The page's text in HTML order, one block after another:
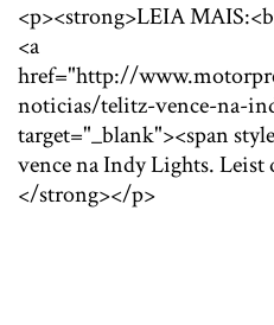
<p><strong>LEIA
<a
href="http://
noticias/telitz-vence-na-
target="_blank"><span
vence na Indy Lights. Leist
</strong></p>